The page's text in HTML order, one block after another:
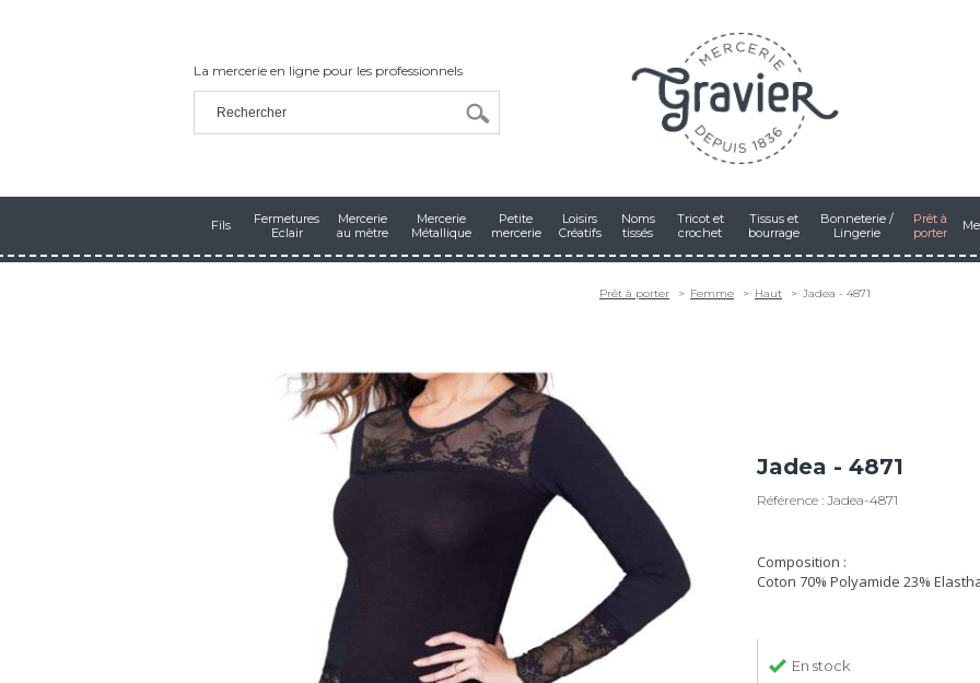
La mercerie en ligne pour les professionnels
Fils
Fermetures
Eclair
Mercerie
au mètre
Mercerie
Métallique
Petite
mercerie
Loisirs
Créatifs
Noms
tissés
Tricot et
crochet
Tissus et
bourrage
Bonneterie /
Lingerie
Prêt à
porter
Prêt à porter Femme Haut Jadea - 4871
Jadea - 4871
Référence : Jadea-4871
Composition :
Coton 70% Polyamide 23%
En stock